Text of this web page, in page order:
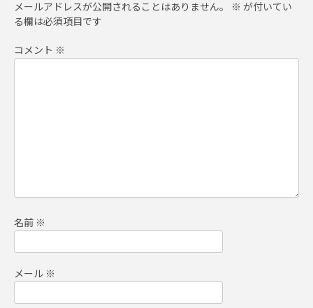
メールアドレスが公開されることはありません。
※ が付いてい
る欄は必須項目です
コメント ※
名前 ※
メール ※